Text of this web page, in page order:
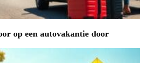
op een autovakantie door